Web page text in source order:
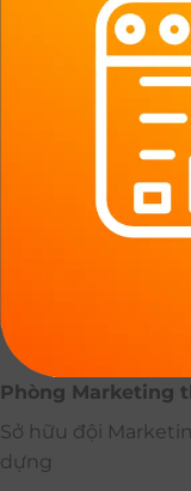
Phòng Marketing
Sở hữu đội
dựng